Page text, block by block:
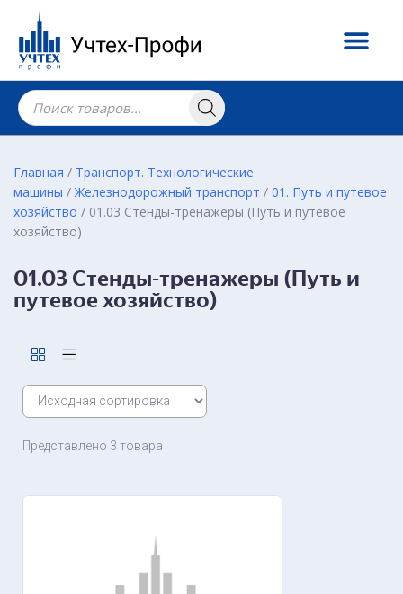
Главная / Транспорт. Технологические
машины /Железнодорожный транспорт / 01. Путь и путевое
хозяйство / 01.03 Стенды-тренажеры (Путь и путевое
хозяйство)
01.03 Стенды-тренажеры (Путь и
путевое хозяйство)
Представлено 3 товара